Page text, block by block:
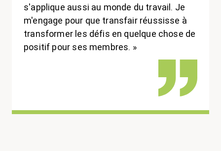
s'applique aussi au monde du travail. Je
m'engage pour que transfair réussisse à
transformer les défis en quelque chose de
positif pour ses membres. »